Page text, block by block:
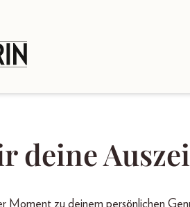
deine
Moment zu deinem persönlichen